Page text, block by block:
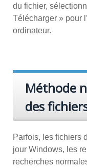
du fichier,
Télécharger » pour
ordinateur.
Méthode
des
Parfois, les fichiers
jour Windows, les
recherches